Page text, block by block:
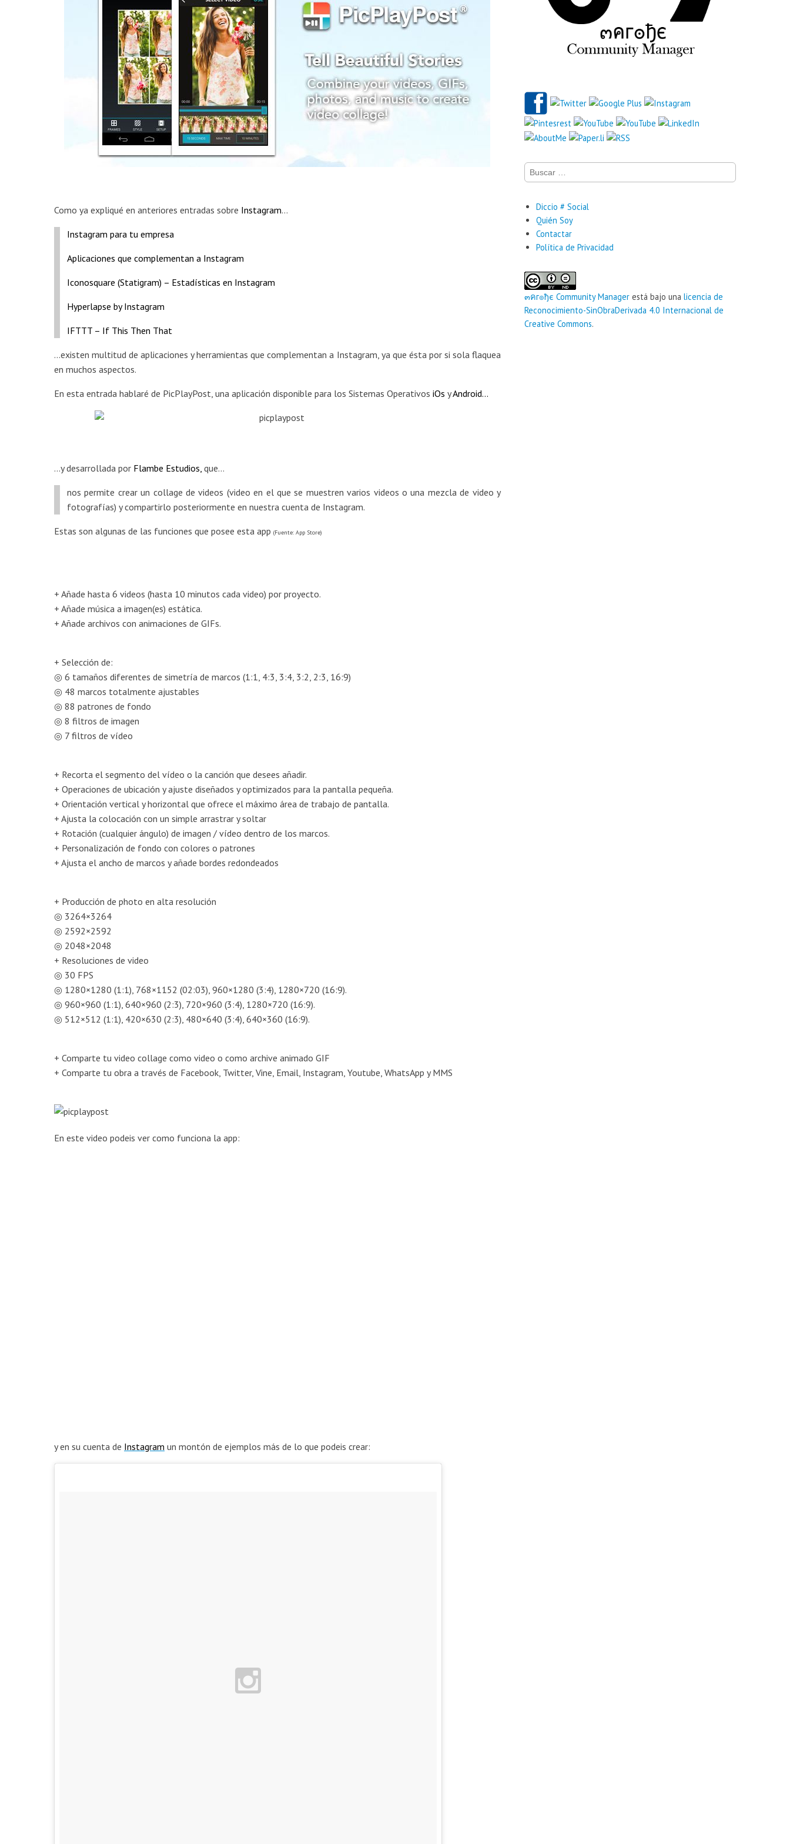
Como ya expliqué en anteriores entradas sobre Instagram…
Instagram para tu empresa
Aplicaciones que complementan a Instagram
Iconosquare (Statigram) – Estadísticas en Instagram
Hyperlapse by Instagram
IFTTT – If This Then That
…existen multitud de aplicaciones y herramientas que complementan a Instagram, ya que ésta por si sola flaquea
en muchos aspectos.
En esta entrada hablaré de PicPlayPost, una aplicación disponible para los Sistemas Operativos iOs yAndroid…
…y desarrollada por Flambe Estudios, que…
nos permite crear un collage de videos (video en el que se muestren varios videos o una mezcla de video y
fotografías) y compartirlo posteriormente en nuestra cuenta de Instagram.
Estas son algunas de las funciones que posee esta app (Fuente: App Store)
+ Añade hasta 6 videos (hasta 10 minutos cada video) por proyecto.
+ Añade música a imagen(es) estática.
+ Añade archivos con animaciones de GIFs.
+ Selección de:
◎ 6 tamaños diferentes de simetría de marcos (1:1, 4:3, 3:4, 3:2, 2:3, 16:9)
◎ 48 marcos totalmente ajustables
◎ 88 patrones de fondo
◎ 8 filtros de imagen
◎ 7 filtros de vídeo
+ Recorta el segmento del vídeo o la canción que desees añadir.
+ Operaciones de ubicación y ajuste diseñados y optimizados para la pantalla pequeña.
+ Orientación vertical y horizontal que ofrece el máximo área de trabajo de pantalla.
+ Ajusta la colocación con un simple arrastrar y soltar
+ Rotación (cualquier ángulo) de imagen / vídeo dentro de los marcos.
+ Personalización de fondo con colores o patrones
+ Ajusta el ancho de marcos y añade bordes redondeados
+ Producción de photo en alta resolución
◎ 3264×3264
◎ 2592×2592
◎ 2048×2048
+ Resoluciones de video
◎ 30 FPS
◎ 1280×1280 (1:1), 768×1152 (02:03), 960×1280 (3:4), 1280×720 (16:9).
◎ 960×960 (1:1), 640×960 (2:3), 720×960 (3:4), 1280×720 (16:9).
◎ 512×512 (1:1), 420×630 (2:3), 480×640 (3:4), 640×360 (16:9).
+ Comparte tu video collage como video o como archive animado GIF
+ Comparte tu obra a través de Facebook, Twitter, Vine, Email, Instagram, Youtube, WhatsApp y MMS
En este video podeis ver como funciona la app:
y en su cuenta de Instagram un montón de ejemplos más de lo que podeis crear:
Buscar:
Diccio # Social
Quién Soy
Contactar
Política de Privacidad
๓คг๏ђє‏ Community Managerestá bajo una licencia de
Reconocimiento-SinObraDerivada 4.0 Internacional de
Creative Commons.